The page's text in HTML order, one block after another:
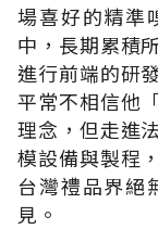
場喜好的精準
中，長期累積
進行前端的研
平常不相信他
理念，但走進
模設備與製程
台灣禮品界絕
見。